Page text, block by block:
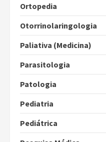
Ortopedia
Otorrinolaringologia
Paliativa (Medicina)
Parasitologia
Patologia
Pediatria
Pediátrica